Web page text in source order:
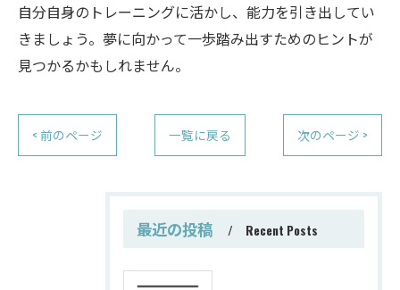
自分自身のトレーニングに活かし、能力を引き出してい
きましょう。夢に向かって一歩踏み出すためのヒントが
見つかるかもしれません。
< 前のページ 一覧に戻る 次のページ >
最近の投稿 Recent Posts